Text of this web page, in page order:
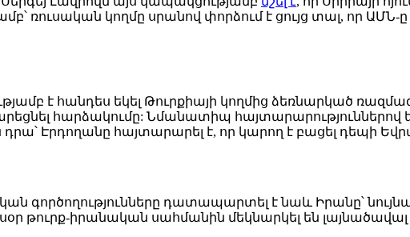
ռուսական կողմը սրանով փորձում է ցույց տալ, որ
է հանդես եկել Թուրքիայի կողմից ձեռնարկած
հարձակումը: Նմանատիպ հայտարարություններով
Էրդողանը հայտարարել է, որ կարող է բացել դեպի
գործողությունները դատապարտել է նաև Իրանը՝
թուրք-իրանական սահմանին մեկնարկել են լայնածավալ